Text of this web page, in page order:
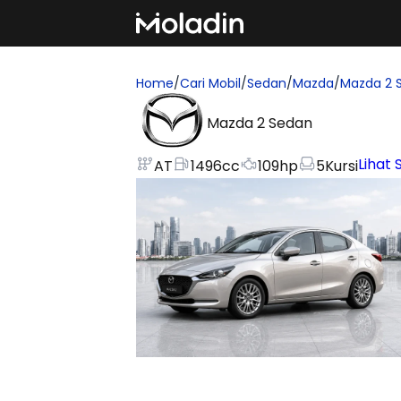
Home/Cari Mobil/Sedan/Mazda/Mazda 2
Mazda 2 Sedan
AT 1496cc 109hp 5KursiLihat